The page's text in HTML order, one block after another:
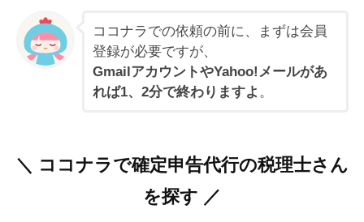
ココナラでの依頼の前に、まずは会員
登録が必要ですが、
GmailアカウントやYahoo!メールがあ
れば1、2分で終わりますよ。
＼ ココナラで確定申告代行の税理士さん
を探す ／